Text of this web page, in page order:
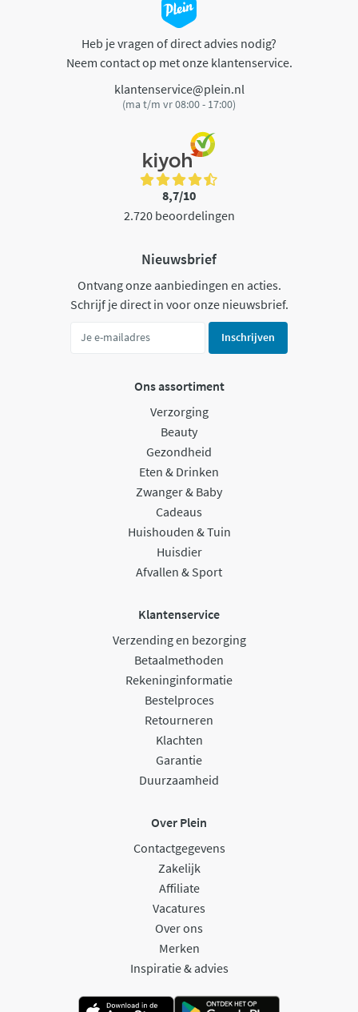
Heb je vragen of direct advies nodig?
Neem contact op met onze klantenservice.
klantenservice@plein.nl
(ma t/m vr 08:00 - 17:00)
8,7/10
2.720 beoordelingen
Nieuwsbrief
Ontvang onze aanbiedingen en acties.
Schrijf je direct in voor onze nieuwsbrief.
Inschrijven
Ons assortiment
Verzorging
Beauty
Gezondheid
Eten & Drinken
Zwanger & Baby
Cadeaus
Huishouden & Tuin
Huisdier
Afvallen & Sport
Klantenservice
Verzending en bezorging
Betaalmethoden
Rekeninginformatie
Bestelproces
Retourneren
Klachten
Garantie
Duurzaamheid
Over Plein
Contactgegevens
Zakelijk
Affiliate
Vacatures
Over ons
Merken
Inspiratie & advies